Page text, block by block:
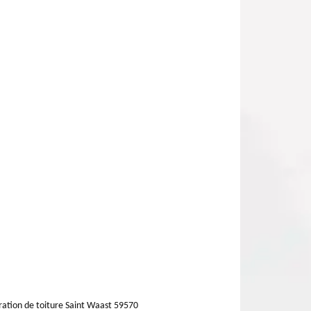
de toiture Saint Waast 59570